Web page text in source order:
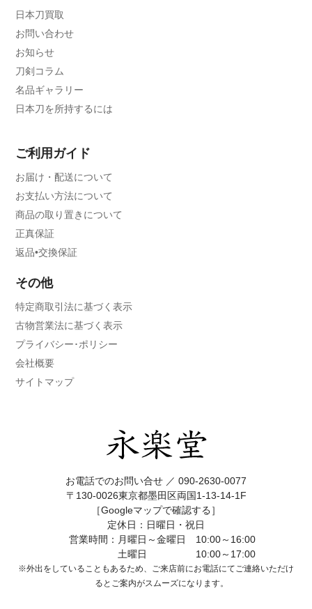
日本刀買取
お問い合わせ
お知らせ
刀剣コラム
名品ギャラリー
日本刀を所持するには
ご利用ガイド
お届け・配送について
お支払い方法について
商品の取り置きについて
正真保証
返品•交換保証
その他
特定商取引法に基づく表示
古物営業法に基づく表示
プライバシー･ポリシー
会社概要
サイトマップ
お電話でのお問い合せ ／ 090-2630-0077
〒130-0026東京都墨田区両国1-13-14-1F
［Googleマップで確認する］
定休日：日曜日・祝日
営業時間：月曜日～金曜日 10:00～16:00
土曜日 10:00～17:00
※外出をしていることもあるため、ご来店前にお電話にてご連絡いただけ
ると ご案内がスムーズになります。